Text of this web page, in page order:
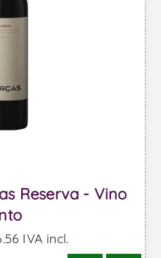
Reserva - Vino
IVA incl.